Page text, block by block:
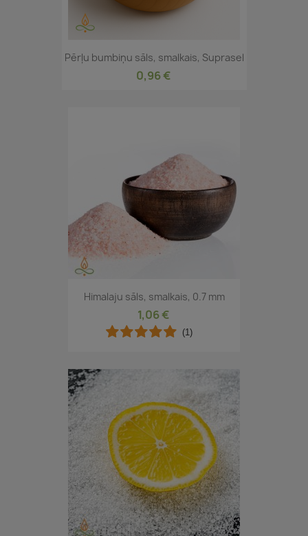
Pērļu bumbiņu sāls, smalkais, Suprasel
0,96 €
Himalaju sāls, smalkais, 0.7 mm
1,06 €
(1)